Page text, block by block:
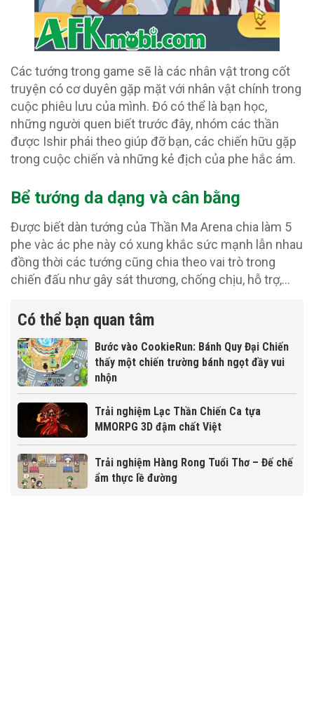
Các tướng trong game sẽ là các nhân vật trong cốt
truyện có cơ duyên gặp mặt với nhân vật chính trong
cuộc phiêu lưu của mình. Đó có thể là bạn học,
những người quen biết trước đây, nhóm các thần
được Ishir phái theo giúp đỡ bạn, các chiến hữu gặp
trong cuộc chiến và những kẻ địch của phe hắc ám.
Bể tướng da dạng và cân bằng
Được biết dàn tướng của Thần Ma Arena chia làm 5
phe vàc ác phe này có xung khắc sức mạnh lẫn nhau
đồng thời các tướng cũng chia theo vai trò trong
chiến đấu như gây sát thương, chống chịu, hỗ trợ,…
Có thể bạn quan tâm
Bước vào CookieRun: Bánh Quy Đại Chiến
thấy một chiến trường bánh ngọt đầy vui
nhộn
Trải nghiệm Lạc Thần Chiến Ca tựa
MMORPG 3D đậm chất Việt
Trải nghiệm Hàng Rong Tuổi Thơ – Đế chế
ẩm thực lề đường